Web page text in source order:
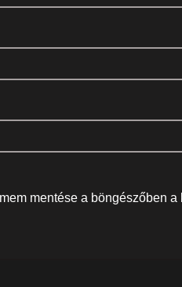
mentése a böngészőben